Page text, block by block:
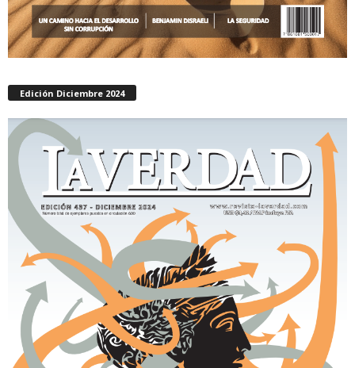
Edición Diciembre 2024